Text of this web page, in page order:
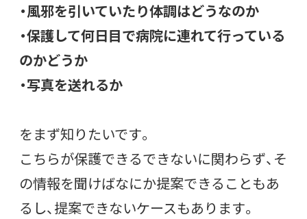
・風邪を引いていたり体調はどうなのか
・保護して何日目で病院に連れて行っている
のかどうか
・写真を送れるか
をまず知りたいです。
こちらが保護できるできないに関わらず、そ
の情報を聞けばなにか提案できることもあ
るし、提案できないケースもあります。